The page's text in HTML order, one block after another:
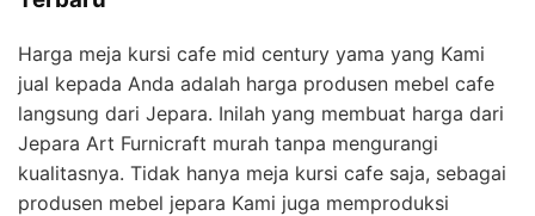
Harga meja kursi cafe mid century yama yang Kami
jual kepada Anda adalah harga produsen mebel cafe
langsung dari Jepara. Inilah yang membuat harga dari
Jepara Art Furnicraft murah tanpa mengurangi
kualitasnya. Tidak hanya meja kursi cafe saja, sebagai
produsen mebel jepara Kami juga memproduksi